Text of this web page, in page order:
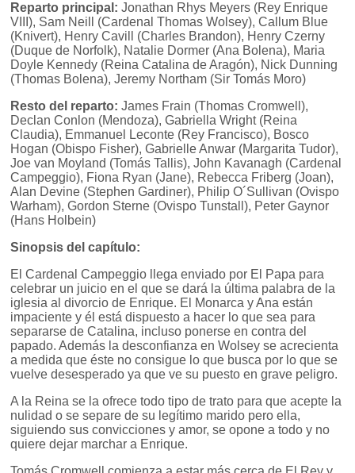
Reparto principal: Jonathan Rhys Meyers (Rey Enrique
VIII), Sam Neill (Cardenal Thomas Wolsey), Callum Blue
(Knivert), Henry Cavill (Charles Brandon), Henry Czerny
(Duque de Norfolk), Natalie Dormer (Ana Bolena), Maria
Doyle Kennedy (Reina Catalina de Aragón), Nick Dunning
(Thomas Bolena), Jeremy Northam (Sir Tomás Moro)
Resto del reparto: James Frain (Thomas Cromwell),
Declan Conlon (Mendoza), Gabriella Wright (Reina
Claudia), Emmanuel Leconte (Rey Francisco), Bosco
Hogan (Obispo Fisher), Gabrielle Anwar (Margarita Tudor),
Joe van Moyland (Tomás Tallis), John Kavanagh (Cardenal
Campeggio), Fiona Ryan (Jane), Rebecca Friberg (Joan),
Alan Devine (Stephen Gardiner), Philip O´Sullivan (Ovispo
Warham), Gordon Sterne (Ovispo Tunstall), Peter Gaynor
(Hans Holbein)
Sinopsis del capítulo:
El Cardenal Campeggio llega enviado por El Papa para
celebrar un juicio en el que se dará la última palabra de la
iglesia al divorcio de Enrique. El Monarca y Ana están
impaciente y él está dispuesto a hacer lo que sea para
separarse de Catalina, incluso ponerse en contra del
papado. Además la desconfianza en Wolsey se acrecienta
a medida que éste no consigue lo que busca por lo que se
vuelve desesperado ya que ve su puesto en grave peligro.
A la Reina se la ofrece todo tipo de trato para que acepte la
nulidad o se separe de su legítimo marido pero ella,
siguiendo sus convicciones y amor, se opone a todo y no
quiere dejar marchar a Enrique.